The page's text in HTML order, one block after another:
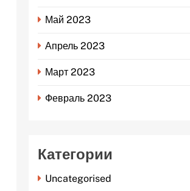
Май 2023
Апрель 2023
Март 2023
Февраль 2023
Категории
Uncategorised